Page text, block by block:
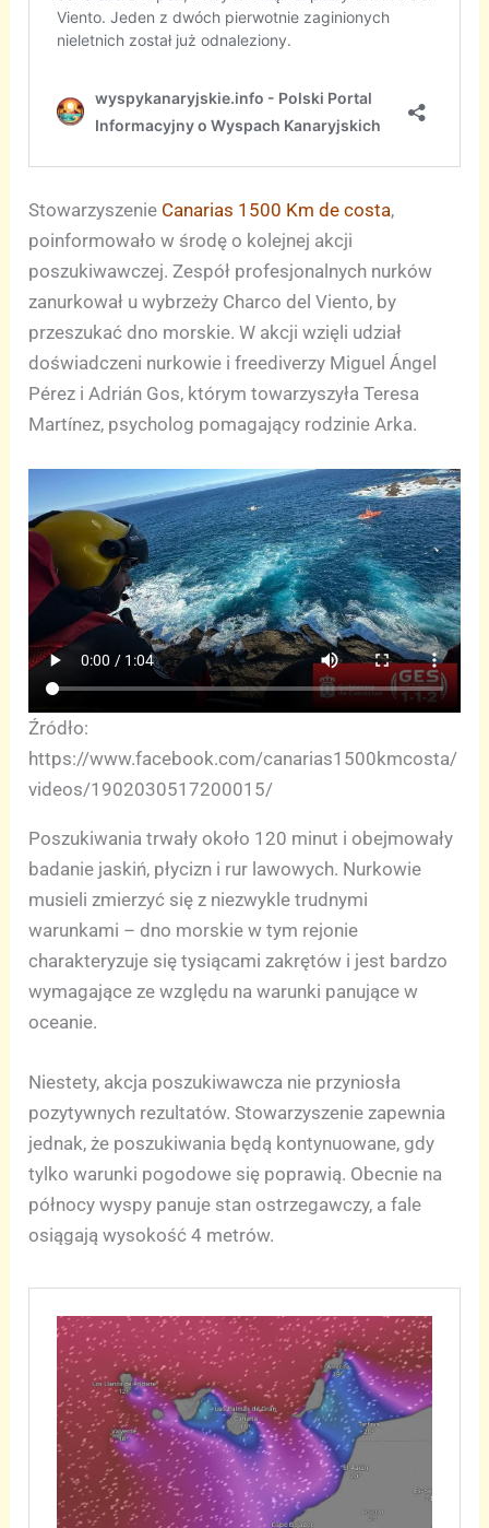
Stowarzyszenie Canarias 1500 Km de costa,
poinformowało w środę o kolejnej akcji
poszukiwawczej. Zespół profesjonalnych nurków
zanurkował u wybrzeży Charco del Viento, by
przeszukać dno morskie. W akcji wzięli udział
doświadczeni nurkowie i freediverzy Miguel Ángel
Pérez i Adrián Gos, którym towarzyszyła Teresa
Martínez, psycholog pomagający rodzinie Arka.
Źródło:
https://www.facebook.com/canarias1500kmcosta/
videos/1902030517200015/
Poszukiwania trwały około 120 minut i obejmowały
badanie jaskiń, płycizn i rur lawowych. Nurkowie
musieli zmierzyć się z niezwykle trudnymi
warunkami – dno morskie w tym rejonie
charakteryzuje się tysiącami zakrętów i jest bardzo
wymagające ze względu na warunki panujące w
oceanie.
Niestety, akcja poszukiwawcza nie przyniosła
pozytywnych rezultatów. Stowarzyszenie zapewnia
jednak, że poszukiwania będą kontynuowane, gdy
tylko warunki pogodowe się poprawią. Obecnie na
północy wyspy panuje stan ostrzegawczy, a fale
osiągają wysokość 4 metrów.